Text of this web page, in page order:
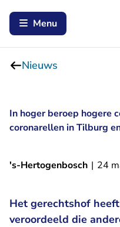
Menu
Nieuws
In hoger beroep hogere
coronarellen in Tilburg
's-Hertogenbosch | 24
Het gerechtshof
veroordeeld die